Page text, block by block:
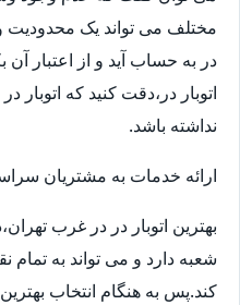
مختلف می تواند یک محدودیت
در به حساب آید و از اعتبار
اتوبار در،دقت کنید که اتوبار
نداشته باشد.
ارائه خدمات به مشتریان
بهترین اتوبار در در غرب
شعبه دارد و می تواند به
کند.پس به هنگام انتخاب بهترین